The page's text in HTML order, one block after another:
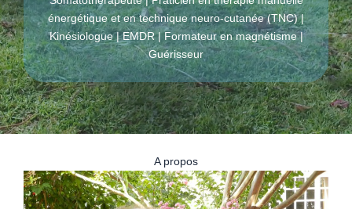
énergétique et en technique neuro-cutanée (TNC) |
Kinésiologue | EMDR | Formateur en magnétisme |
Guérisseur
A propos